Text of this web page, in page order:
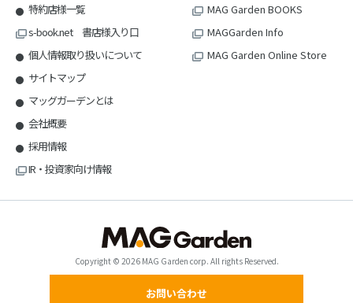
特約店様一覧
s-book.net 書店様入り口
個人情報取り扱いについて
サイトマップ
マッグガーデンとは
会社概要
採用情報
IR・投資家向け情報
MAG Garden BOOKS
MAGGarden Info
MAG Garden Online Store
Copyright © 2026 MAG Garden corp. All rights Reserved.
お問い合わせ